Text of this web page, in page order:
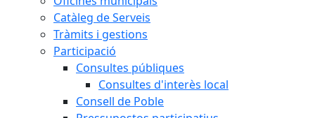
Catàleg de Serveis
Tràmits i gestions
Participació
Consultes públiques
Consultes d'interès local
Consell de Poble